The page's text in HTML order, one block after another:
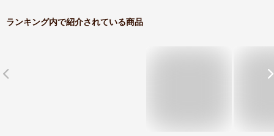
ランキング内で紹介されている商品